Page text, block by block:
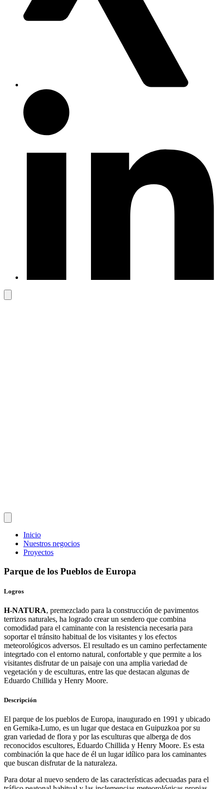
Inicio
Nuestros negocios
Proyectos
Parque de los Pueblos de Europa
Logros
H-NATURA, premezclado para la construcción de pavimentos
terrizos naturales, ha logrado crear un sendero que combina
comodidad para el caminante con la resistencia necesaria para
soportar el tránsito habitual de los visitantes y los efectos
meteorológicos adversos. El resultado es un camino perfectamente
integrtado con el entorno natural, confortable y que permite a los
visitantes disfrutar de un paisaje con una amplia variedad de
vegetación y de esculturas, entre las que destacan algunas de
Eduardo Chillida y Henry Moore.
Descripción
El parque de los pueblos de Europa, inaugurado en 1991 y ubicado
en Gernika-Lumo, es un lugar que destaca en Guipuzkoa por su
gran variedad de flora y por las esculturas que alberga de dos
reconocidos escultores, Eduardo Chillida y Henry Moore. Es esta
combinación la que hace de él un lugar idílico para los caminantes
que buscan disfrutar de la naturaleza.
Para dotar al nuevo sendero de las características adecuadas para el